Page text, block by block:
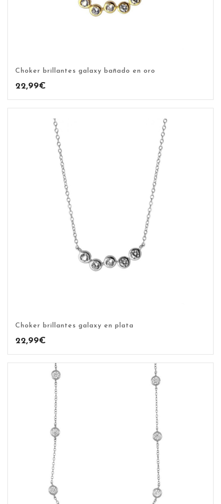
Choker brillantes galaxy bañado en oro
22,99€
Choker brillantes galaxy en plata
22,99€